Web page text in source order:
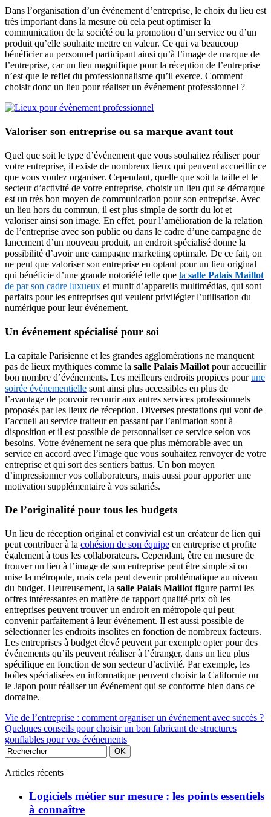
Dans l’organisation d’un événement d’entreprise, le choix du lieu est
très important dans la mesure où cela peut optimiser la
communication de la société ou la promotion d’un service ou d’un
produit qu’elle souhaite mettre en valeur. Ce qui va beaucoup
bénéficier au personnel participant ainsi qu’à l’image de marque de
l’entreprise, car un lieu magnifique pour la réception de l’entreprise
n’est que le reflet du professionnalisme qu’il exerce. Comment
choisir donc un lieu pour réaliser un événement professionnel ?
Valoriser son entreprise ou sa marque avant tout
Quel que soit le type d’événement que vous souhaitez réaliser pour
votre entreprise, il existe de nombreux lieux qui peuvent accueillir ce
que vous voulez organiser. Cependant, quelle que soit la taille et le
secteur d’activité de votre entreprise, choisir un lieu qui se démarque
est un très bon moyen de communication pour son entreprise. Avec
un lieu hors du commun, il est plus simple de sortir du lot et
valoriser ainsi son image. En effet, pour l’amélioration de la relation
de l’entreprise avec son public ou dans le cadre d’une campagne de
lancement d’un nouveau produit, un endroit spécialisé donne la
possibilité d’avoir une campagne marketing optimale. De ce fait, on
ne peut que valoriser son entreprise en optant pour un lieu original
qui bénéficie d’une grande notoriété telle que la salle Palais Maillot
de par son cadre luxueux et munit d’appareils multimédias, qui sont
parfaits pour les entreprises qui veulent privilégier l’utilisation du
numérique pour leur événement.
Un événement spécialisé pour soi
La capitale Parisienne et les grandes agglomérations ne manquent
pas de lieux mythiques comme la salle Palais Maillot pour accueillir
bon nombre d’événements. Les meilleurs endroits propices pourune
soirée événementielle sont ainsi plus accessibles en plus de
l’avantage de pouvoir recourir aux autres services professionnels
proposés par les lieux de réception. Diverses prestations qui vont de
l’accueil au service traiteur en passant par l’animation sont à
disposition et il est possible de personnaliser ce service selon vos
besoins. Votre événement ne sera que plus mémorable avec un
service en accord avec l’image que vous souhaitez renvoyer de votre
entreprise et qui sort des sentiers battus. Un bon moyen
d’impressionner vos collaborateurs, mais aussi pour apporter une
motivation supplémentaire à vos salariés.
De l’originalité pour tous les budgets
Un lieu de réception original et convivial est un créateur de lien qui
peut contribuer à la cohésion de son équipe en entreprise et profite
également à tous les collaborateurs. Cependant, être en mesure de
trouver un lieu à l’image de son entreprise peut être simple si on
mise la métropole, mais cela peut devenir problématique au niveau
du budget. Heureusement, la salle Palais Maillot figure parmi les
offres intéressantes en matière de rapport qualité-prix où les
entreprises peuvent trouver un endroit en métropole qui peut
convenir parfaitement à leur événement. Il est aussi possible de
sélectionner les endroits insolites en fonction de nombreux facteurs.
Les entreprises à budget élevé peuvent par exemple opter pour des
événements qu’ils peuvent réaliser à l’étranger, dans un lieu plus
spécifique en fonction de son secteur d’activité. Par exemple, les
boîtes spécialisées en informatique peuvent choisir la Californie ou
le Japon pour réaliser un événement qui se conforme bien dans ce
domaine.
Vie de l’entreprise : comment organiser un événement avec succès ?
Quelques conseils pour choisir un bon fabricant de structures
gonflables pour vos événements
Articles récents
Logiciels métier sur mesure : les points essentiels
à connaître